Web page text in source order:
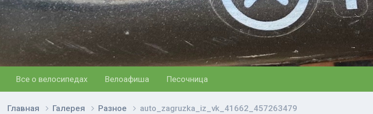
Все о велосипедах Велоафиша Песочница
Главная Галерея Разное auto_zagruzka_iz_vk_41662_457263479